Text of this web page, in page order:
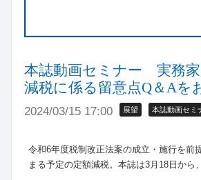
本誌動画セミナー 実務
減税に係る留意点Q＆Aを
2024/03/15 17:00 展望 本誌動画セミ
令和6年度税制改正法案の成立・施行を前
まる予定の定額減税。本誌は3月18日から